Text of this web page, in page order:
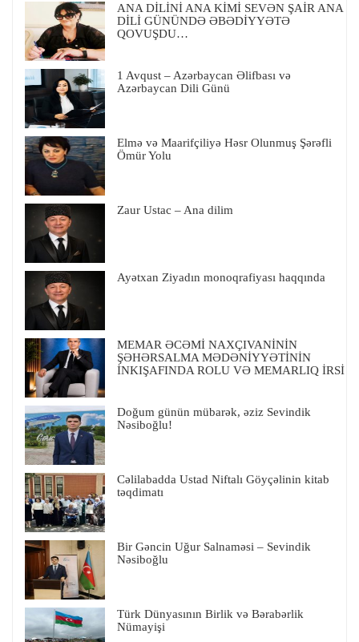
ANA DİLİNİ ANA KİMİ SEVƏN ŞAİR ANA
DİLİ GÜNÜNDƏ ƏBƏDİYYƏTƏ
QOVUŞDU…
1 Avqust – Azərbaycan Əlifbası və
Azərbaycan Dili Günü
Elmə və Maarifçiliyə Həsr Olunmuş Şərəfli
Ömür Yolu
Zaur Ustac – Ana dilim
Ayətxan Ziyadın monoqrafiyası haqqında
MEMAR ƏCƏMİ NAXÇIVANİNİN
ŞƏHƏRSALMA MƏDƏNİYYƏTİNİN
İNKIŞAFINDA ROLU VƏ MEMARLIQ İRSİ
Doğum günün mübarək, əziz Sevindik
Nəsiboğlu!
Cəlilabadda Ustad Niftalı Göyçəlinin kitab
təqdimatı
Bir Gəncin Uğur Salnaməsi – Sevindik
Nəsiboğlu
Türk Dünyasının Birlik və Bərabərlik
Nümayişi